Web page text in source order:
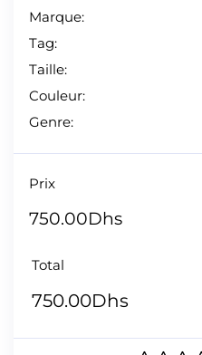
Marque:
Tag:
Taille:
Couleur:
Genre:
Prix
750.00Dhs
Total
750.00Dhs